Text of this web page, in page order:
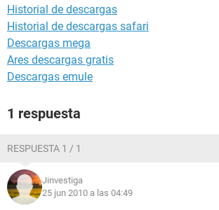
Historial de descargas
Historial de descargas safari
Descargas mega
Ares descargas gratis
Descargas emule
1 respuesta
RESPUESTA 1 / 1
Jinvestiga
25 jun 2010 a las 04:49